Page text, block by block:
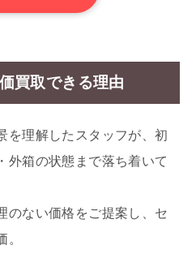
買取できる理由
を理解したスタッフが、初
外箱の状態まで落ち着いて
のない価格をご提案し、セ
。